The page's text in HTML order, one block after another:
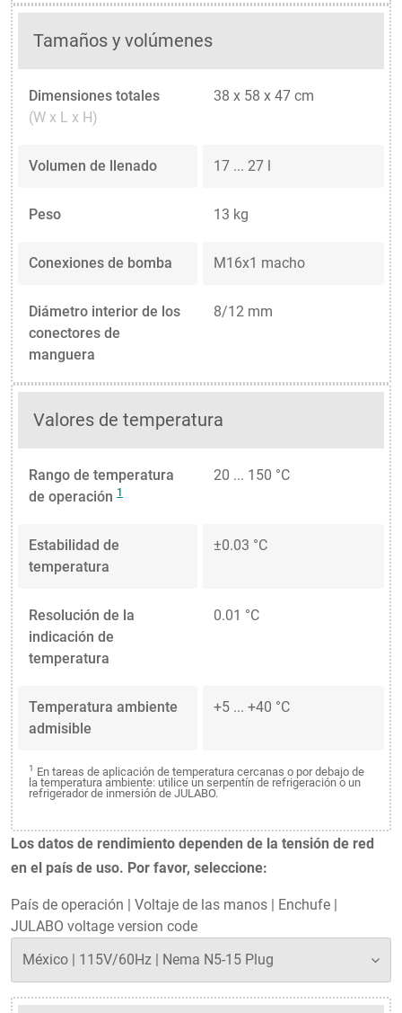
Tamaños y volúmenes
Dimensiones totales
(W x L x H)
38 x 58 x 47 cm
Volumen de llenado 17 ... 27 l
Peso 13 kg
Conexiones de bomba M16x1 macho
Diámetro interior de los
conectores de
manguera
8/12 mm
Valores de temperatura
Rango de temperatura
de operación 1
20 ... 150 °C
Estabilidad de
temperatura
±0.03 °C
Resolución de la
indicación de
temperatura
0.01 °C
Temperatura ambiente
admisible
+5 ... +40 °C
1
En tareas de aplicación de temperatura cercanas o por debajo de
la temperatura ambiente: utilice un serpentín de refrigeración o un
refrigerador de inmersión de JULABO.
Los datos de rendimiento dependen de la tensión de red
en el país de uso. Por favor, seleccione:
País de operación Voltaje de las manos Enchufe
JULABO voltage version code